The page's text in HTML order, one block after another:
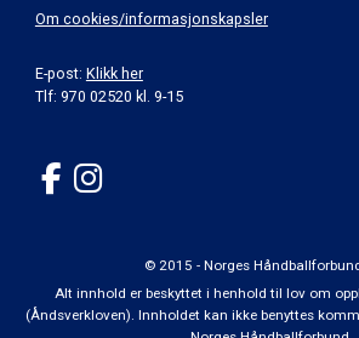
Om cookies/informasjonskapsler
E-post: Klikk her
Tlf: 970 02520 kl. 9-15
© 2015 - Norges
Alt innhold er beskyttet i henhold til lov om
(Åndsverkloven). Innholdet kan ikke benyttes